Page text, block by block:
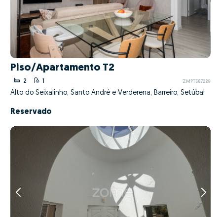
Piso/Apartamento T2
2 1 ZMPT587229
Alto do Seixalinho, Santo André e Verderena, Barreiro, Setúbal
Reservado